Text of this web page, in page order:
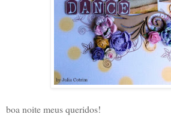
boa noite meus queridos!